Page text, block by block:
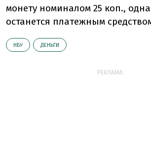
монету номиналом 25 коп.,
останется платежным
НБУ ДЕНЬГИ
РЕКЛАМА: